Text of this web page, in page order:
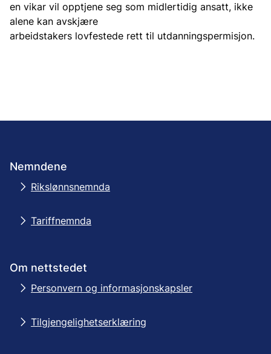
en vikar vil opptjene seg som midlertidig ansatt, ikke
alene kan avskjære
arbeidstakers lovfestede rett til utdanningspermisjon.
Nemndene
Rikslønnsnemnda
Tariffnemnda
Om nettstedet
Personvern og informasjonskapsler
Tilgjengelighetserklæring